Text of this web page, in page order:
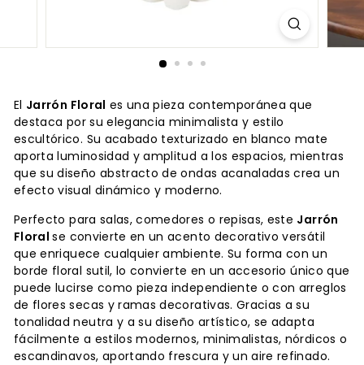
El Jarrón Floral es una pieza contemporánea que
destaca por su elegancia minimalista y estilo
escultórico. Su acabado texturizado en blanco mate
aporta luminosidad y amplitud a los espacios, mientras
que su diseño abstracto de ondas acanaladas crea un
efecto visual dinámico y moderno.
Perfecto para salas, comedores o repisas, este Jarrón
Floralse convierte en un acento decorativo versátil
que enriquece cualquier ambiente. Su forma con un
borde floral sutil, lo convierte en un accesorio único que
puede lucirse como pieza independiente o con arreglos
de flores secas y ramas decorativas. Gracias a su
tonalidad neutra y a su diseño artístico, se adapta
fácilmente a estilos modernos, minimalistas, nórdicos o
escandinavos, aportando frescura y un aire refinado.